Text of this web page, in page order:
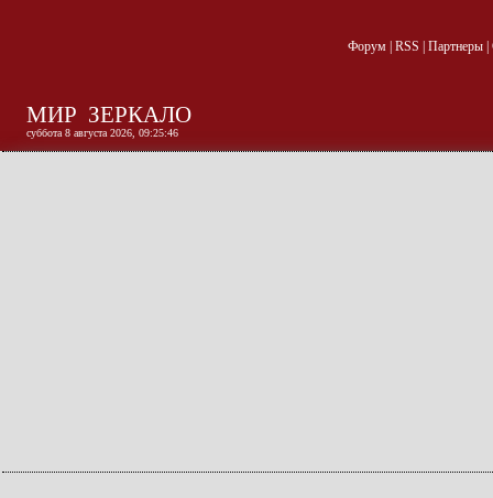
Форум| RSS Партнеры|
МИР ЗЕРКАЛО
суббота 8 августа 2026, 09:25:47